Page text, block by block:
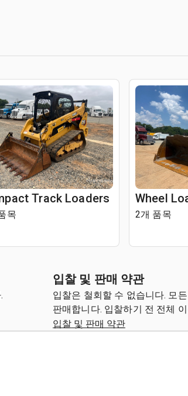
Track Loaders
목
Wheel
2개 품목
입찰 및 판매 약관
입찰은 철회할 수 없습니다. 모
판매합니다. 입찰하기 전 전체
입찰 및 판매 약관